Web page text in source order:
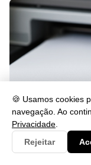
🍪 Usamos cookies
navegação. Ao
Privacidade
Rejeitar